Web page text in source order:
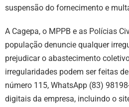
suspensão do fornecimento e
A Cagepa, o MPPB e as Polícias
população denuncie qualquer
prejudicar o abastecimento
irregularidades podem ser feitas
número 115, WhatsApp (83)
digitais da empresa, incluindo o